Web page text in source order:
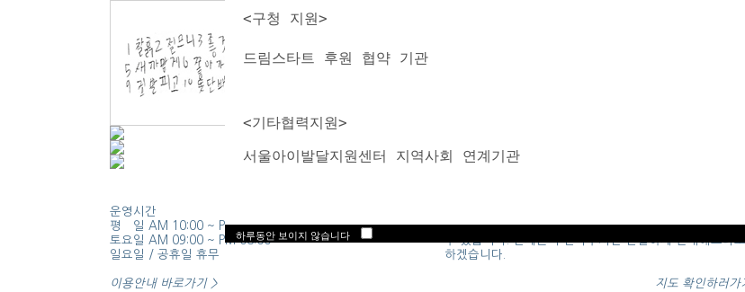
<구청 지원>
드림스타트 후원 협약 기관
  <기타협력지원>
  서울아이발달지원센터 지역사회 연계기관
하루동안 보이지 않습니다
운영시간
평 일 AM 10:00 ~ PM 08:00
토요일 AM 09:00 ~ PM 08:00
일요일 / 공휴일 휴무
이용안내 바로가기 >
방문 전 지도를 확인해 주시면 더욱 쉽고 빠르게 찾아오실
수 있습니다. 언제든지 연락주시면 친절하게 안내해드리
하겠습니다.
지도 확인하러가